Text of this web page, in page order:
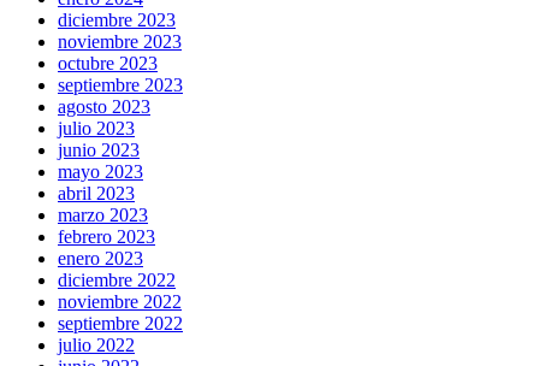
diciembre 2023
noviembre 2023
octubre 2023
septiembre 2023
agosto 2023
julio 2023
junio 2023
mayo 2023
abril 2023
marzo 2023
febrero 2023
enero 2023
diciembre 2022
noviembre 2022
septiembre 2022
julio 2022